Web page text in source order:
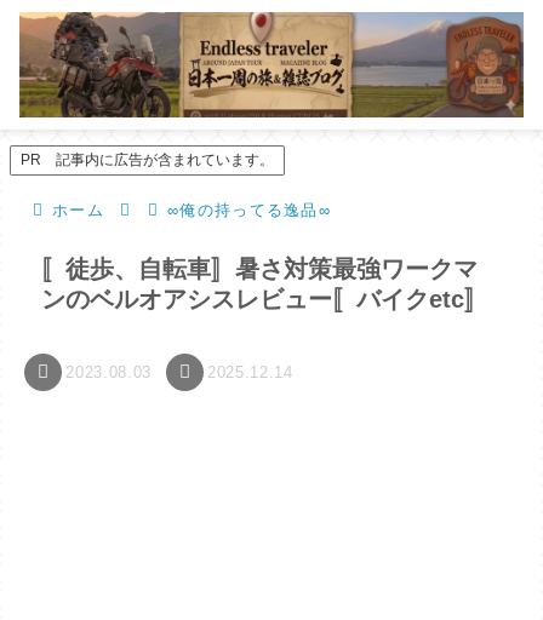
PR 記事内に広告が含まれています。
ホーム ∞俺の持ってる逸品∞
〚徒歩、自転車〛暑さ対策最強ワークマ
ンのベルオアシスレビュー〚バイクetc〛
2023.08.03 2025.12.14